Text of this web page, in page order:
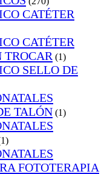
CATÉTER
CATÉTER
TROCAR (1)
SELLO DE
TALÓN (1)
FOTOTERAPIA